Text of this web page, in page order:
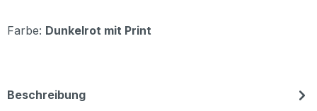
Farbe: Dunkelrot mit Print
Beschreibung